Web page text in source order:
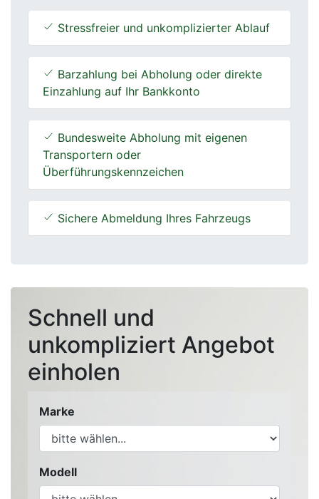
Stressfreier und unkomplizierter Ablauf
Barzahlung bei Abholung oder direkte
Einzahlung auf Ihr Bankkonto
Bundesweite Abholung mit eigenen
Transportern oder
Überführungskennzeichen
Sichere Abmeldung Ihres Fahrzeugs
Schnell und
unkompliziert Angebot
einholen
Marke
Modell